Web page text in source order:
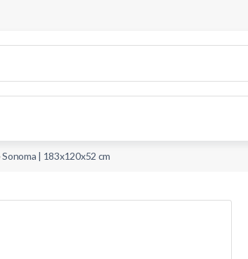
| 183x120x52 cm